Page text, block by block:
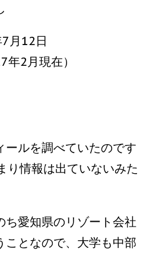
月12日
2月現在）
ールを調べていたのです
情報は出ていないみた
ち愛知県のリゾート会社
ことなので、大学も中部